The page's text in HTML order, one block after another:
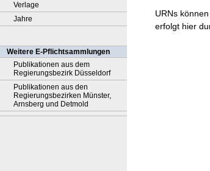
Verlage
Jahre
Weitere E-Pflichtsammlungen
Publikationen aus dem
Regierungsbezirk Düsseldorf
Publikationen aus den
Regierungsbezirken Münster,
Arnsberg und Detmold
URNs
erfolgt hier